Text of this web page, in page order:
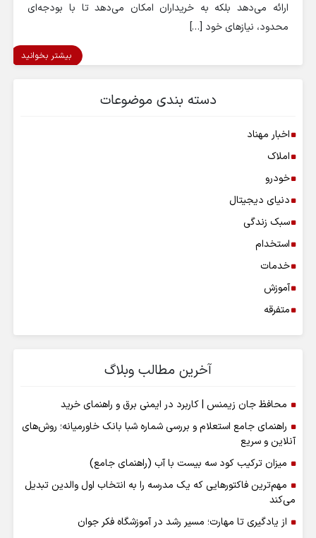
ارائه می‌دهد بلکه به خریداران امکان می‌دهد تا با بودجه‌ای
محدود، نیازهای خود […]
بیشتر بخوانید
دسته بندی موضوعات
اخبار مهناد
املاک
خودرو
دنیای دیجیتال
سبک زندگی
استخدام
خدمات
آموزش
متفرقه
آخرین مطالب وبلاگ
محافظ جان زیمنس | کاربرد در ایمنی برق و راهنمای خرید
راهنمای جامع استعلام و بررسی شماره شبا بانک خاورمیانه؛ روش‌های
آنلاین و سریع
میزان ترکیب کود سه بیست با آب (راهنمای جامع)
مهم‌ترین فاکتورهایی که یک مدرسه را به انتخاب اول والدین تبدیل
می‌کند
از یادگیری تا مهارت؛ مسیر رشد در آموزشگاه فکر جوان